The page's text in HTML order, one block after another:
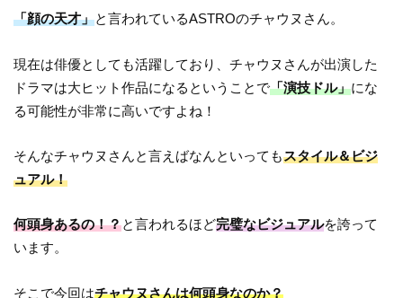
「顔の天才」と言われているASTROのチャウヌさん。
現在は俳優としても活躍しており、チャウヌさんが出演した
ドラマは大ヒット作品になるということで「演技ドル」にな
る可能性が非常に高いですよね！
そんなチャウヌさんと言えばなんといってもスタイル＆ビジ
ュアル！
何頭身あるの！？と言われるほど完璧なビジュアルを誇って
います。
そこで今回はチャウヌさんは何頭身なのか？